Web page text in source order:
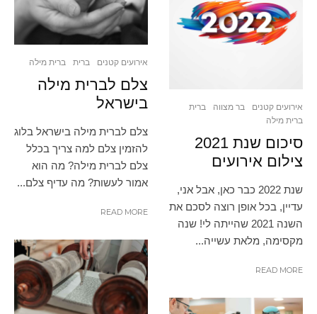
אירועים קטנים בר מצווה
ברית
ברית מילה
סיכום שנת 2021
צילום אירועים
שנת 2022 כבר כאן, אבל אני,
עדיין, בכל אופן רוצה לסכם את
השנה 2021 שהייתה לי! שנה
מקסימה, מלאת עשייה...
READ MORE
אירועים קטנים ברית ברית מילה
צלם לברית מילה
בישראל
צלם לברית מילה בישראל בלוג
להזמין צלם למה צריך בכלל
צלם לברית מילה? מה הוא
אמור לעשות? מה עדיף צלם...
READ MORE